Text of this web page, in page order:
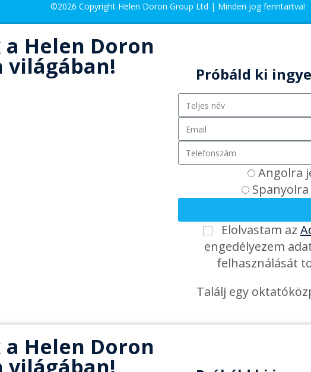
©2026 Copyright Helen Doron Group Ltd | Minden jog fenntartva!
Helen Doron
világában! Próbáld ki
Angolra
Elolvastam az
engedélyezem
felhasználását
Találj egy
Helen Doron